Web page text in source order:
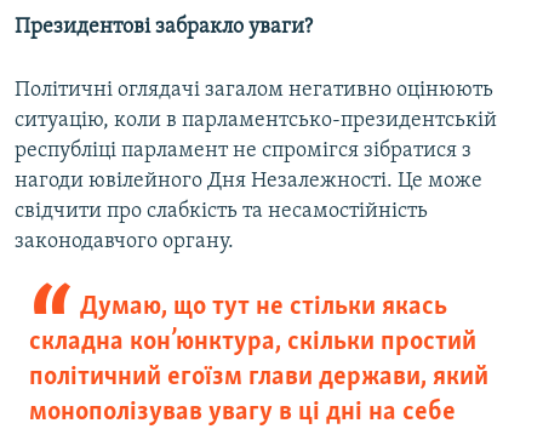
Президентові забракло уваги?
Політичні оглядачі загалом негативно оцінюють
ситуацію, коли в парламентсько-президентській
республіці парламент не спромігся зібратися з
нагоди ювілейного Дня Незалежності. Це може
свідчити про слабкість та несамостійність
законодавчого органу.
Думаю, що тут не стільки якась
складна кон’юнктура, скільки простий
політичний егоїзм глави держави, який
монополізував увагу в ці дні на себе